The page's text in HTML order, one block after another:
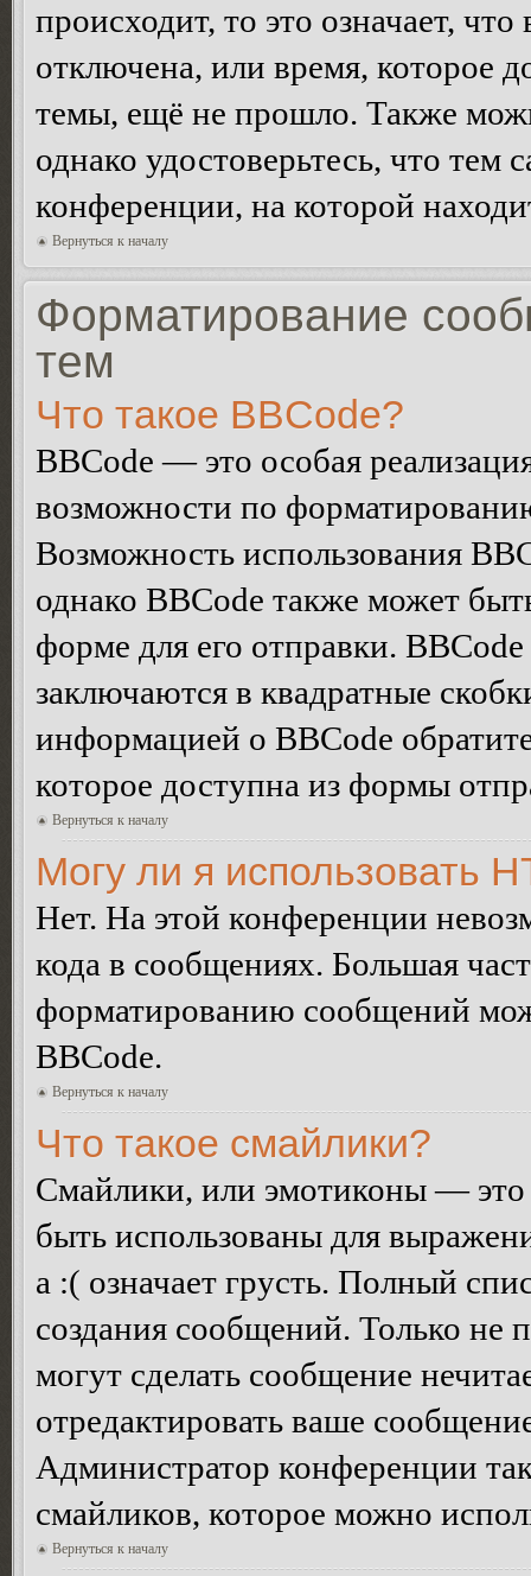
происходит, то это означает,
отключена, или время, которое
темы, ещё не прошло. Также
однако удостоверьтесь, что
конференции, на которой
Вернуться к началу
Форматирование
тем
Что такое BBCode?
BBCode — это особая
возможности по
Возможность использования
однако BBCode также может
форме для его отправки.
заключаются в квадратные
информацией о BBCode
которое доступна из формы
Вернуться к началу
Могу ли я использовать
Нет. На этой конференции
кода в сообщениях. Большая
форматированию сообщений
BBCode.
Вернуться к началу
Что такое смайлики?
Смайлики, или эмотиконы — это
быть использованы для
а :( означает грусть. Полный
создания сообщений. Только не
могут сделать сообщение
отредактировать ваше
Администратор конференции
смайликов, которое можно
Вернуться к началу